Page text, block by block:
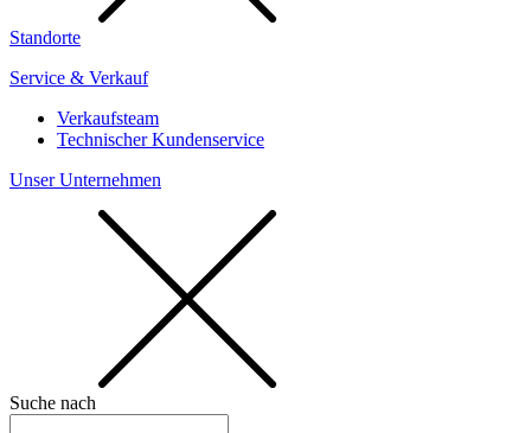
Standorte
Service & Verkauf
Verkaufsteam
Technischer Kundenservice
Unser Unternehmen
Suche nach